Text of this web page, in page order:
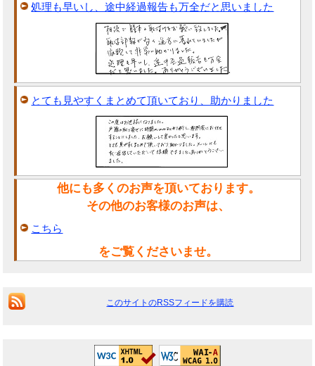
処理も早いし、途中経過報告も万全だと思いました
とても見やすくまとめて頂いており、助かりました
他にも多くのお声を頂いております。
その他のお客様のお声は、
こちら
をご覧くださいませ。
このサイトのRSSフィードを購読